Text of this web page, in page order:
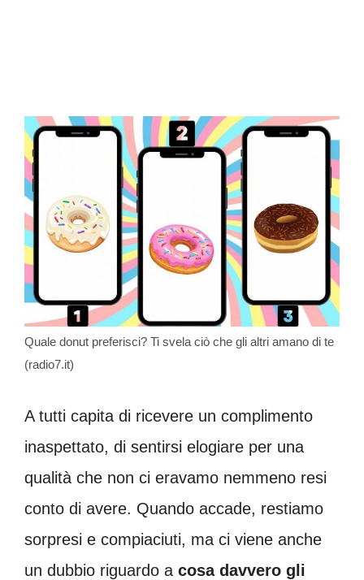
Quale donut preferisci? Ti svela ciò che gli altri amano di te
(radio7.it)
A tutti capita di ricevere un complimento
inaspettato, di sentirsi elogiare per una
qualità che non ci eravamo nemmeno resi
conto di avere. Quando accade, restiamo
sorpresi e compiaciuti, ma ci viene anche
un dubbio riguardo a cosa davvero gli